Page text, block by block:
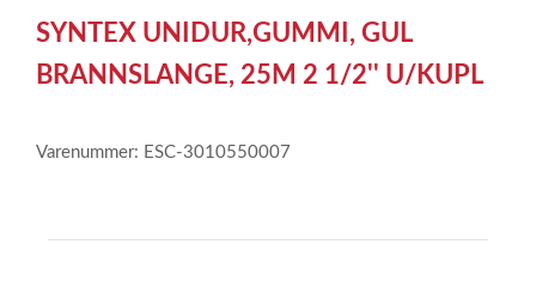
of
1
SYNTEX UNIDUR,GUMMI, GUL
BRANNSLANGE, 25M 2 1/2'' U/KUPL
Varenummer: ESC-3010550007